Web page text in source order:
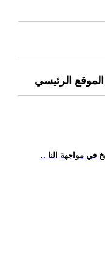
الرئيسي
في مواجهة النا